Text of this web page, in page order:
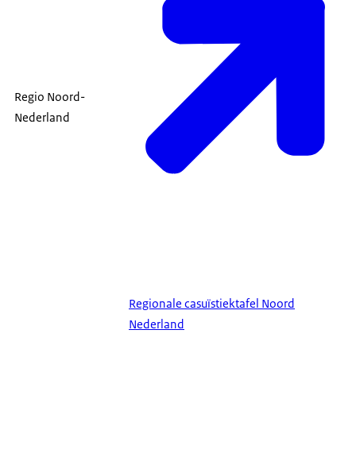
Regio Noord-
Nederland
Regionale casuïstiektafel Noord
Nederland